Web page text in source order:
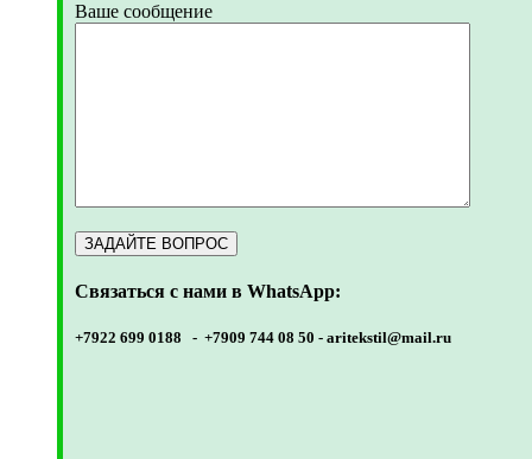
Ваше сообщение
Связаться с нами в WhatsApp:
+7922 699 0188 - +7909 744 08 50 - aritekstil@mail.ru